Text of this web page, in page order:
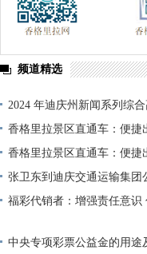
频道精选
2024 年迪庆州新闻系列综
单公示
香格里拉景区直通车：便捷
香格里拉景区直通车：便捷
张卫东到迪庆交通运输集团
福彩代销者：增强责任意识
中央专项彩票公益金的用途